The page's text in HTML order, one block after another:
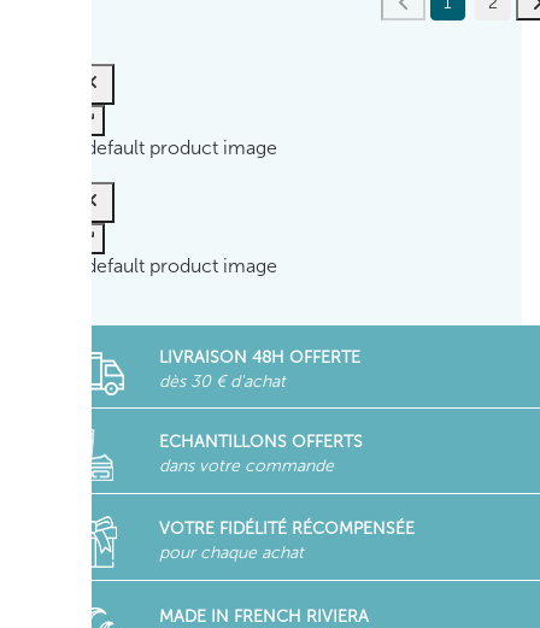
LIVRAISON 48H OFFERTE
dès 30 € d'achat
ECHANTILLONS OFFERTS
dans votre commande
VOTRE FIDÉLITÉ RÉCOMPENSÉE
pour chaque achat
MADE IN FRENCH RIVIERA